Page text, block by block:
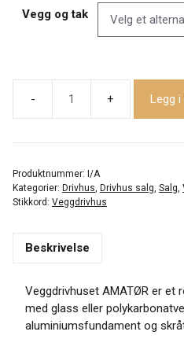
Vegg og tak
-
Amatør
Legg i
Produktnummer: I/A
Kategorier: Drivhus Drivhus salg Salg
Stikkord: Veggdrivhus
Beskrivelse
Veggdrivhuset AMATØR er et
med glass eller
aluminiumsfundament og